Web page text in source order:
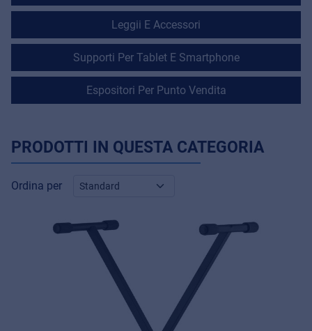
Leggii E Accessori
Supporti Per Tablet E Smartphone
Espositori Per Punto Vendita
PRODOTTI IN QUESTA CATEGORIA
Ordina per